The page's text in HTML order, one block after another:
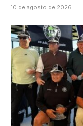
10 de agosto de 2026